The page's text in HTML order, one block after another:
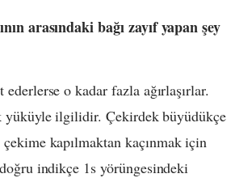
arasındaki bağı zayıf yapan şey
o kadar fazla ağırlaşırlar.
yüküyle ilgilidir. Çekirdek büyüdükçe
kapılmaktan kaçınmak için
indikçe 1s yörüngesindeki